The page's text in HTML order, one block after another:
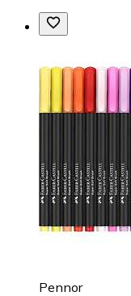
Pennor